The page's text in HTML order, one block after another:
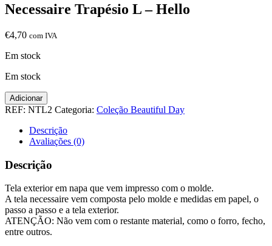
Necessaire Trapésio L – Hello
€4,70 com IVA
Em stock
Em stock
Quantidade
de
Trapésio
Hello
Adicionar
REF: NTL2 Categoria: Coleção Beautiful Day
Descrição
Avaliações (0)
Descrição
Tela exterior em napa que vem impresso com o molde.
A tela necessaire vem composta pelo molde e medidas em papel, o
passo a passo e a tela exterior.
ATENÇÃO: Não vem com o restante material, como o forro, fecho,
entre outros.